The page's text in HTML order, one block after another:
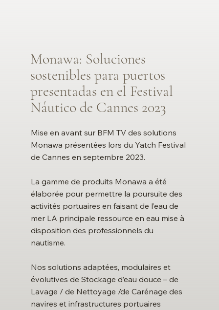
Monawa: Soluciones
sostenibles para puertos
presentadas en el Festival
Náutico de Cannes 2023
Mise en avant sur BFM TV des solutions
Monawa présentées lors du Yatch Festival
de Cannes en septembre 2023.
La gamme de produits Monawa a été
élaborée pour permettre la poursuite des
activités portuaires en faisant de l’eau de
mer LA principale ressource en eau mise à
disposition des professionnels du
nautisme.
Nos solutions adaptées, modulaires et
évolutives de Stockage d’eau douce – de
Lavage / de Nettoyage /de Carénage des
navires et infrastructures portuaires